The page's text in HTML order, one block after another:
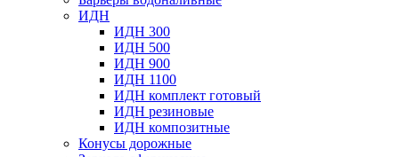
ИДН
ИДН 300
ИДН 500
ИДН 900
ИДН 1100
ИДН комплект готовый
ИДН резиновые
ИДН композитные
Конусы дорожные